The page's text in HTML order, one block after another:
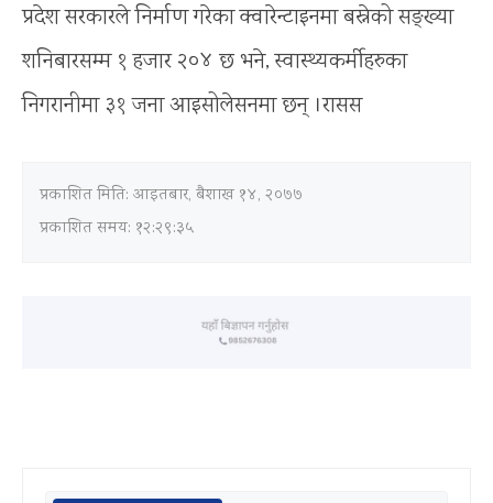
प्रदेश सरकारले निर्माण गरेका क्वारेन्टाइनमा बस्नेको सङ्ख्या
शनिबारसम्म १ हजार २०४ छ भने, स्वास्थ्यकर्मीहरुका
निगरानीमा ३१ जना आइसोलेसनमा छन् ।रासस
प्रकाशित मिति: आइतबार, बैशाख १४, २०७७
प्रकाशित समय: १२:२९:३५